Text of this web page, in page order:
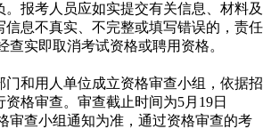
。报考人员应如实提交有关信息、材料及
信息不真实、不完整或填写错误的，责任
查实即取消考试资格或聘用资格。
和用人单位成立资格审查小组，依据招
格审查。审查截止时间为5月19日
审查小组通知为准，通过资格审查的考